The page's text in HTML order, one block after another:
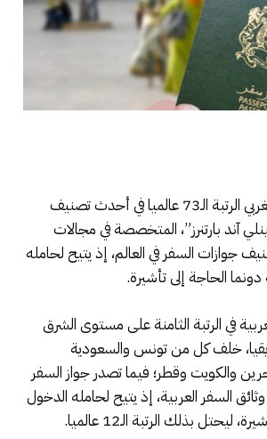
احتل جواز السفر المغربي الرتبة الـ73 عالميا في أحدث تصنيف
آند بارتنرز”، المتخصصة في مجالات
جوازات السفر في العالم، إذ يتيح لحامله
في الرتبة الثامنة على مستوى الشرق
خلف كل من تونس والسعودية
والكويت وقطر؛ فيما تصدر جواز السفر
وثائق السفر العربية، إذ يتيح لحامله الدخول